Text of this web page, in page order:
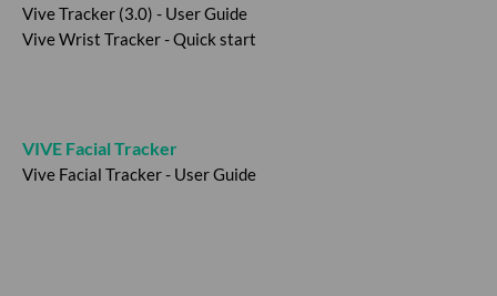
Vive Tracker (3.0) - User Guide
Vive Wrist Tracker - Quick start
VIVE Facial Tracker
Vive Facial Tracker - User Guide